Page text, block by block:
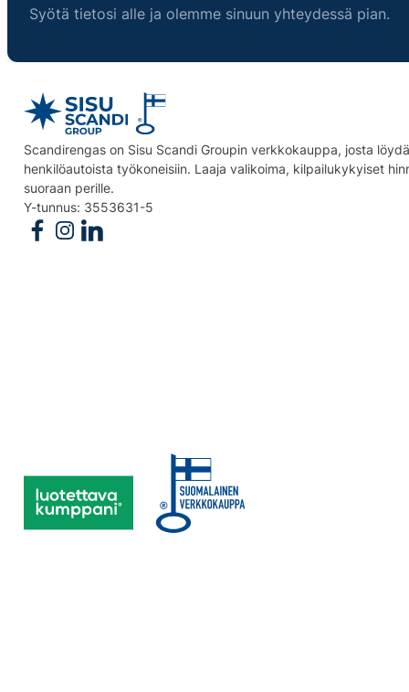
Syötä tietosi alle ja olemme sinuun yhteydessä pian.
Scandirengas on Sisu Scandi Groupin verkkokauppa, josta
henkilöautoista työkoneisiin. Laaja valikoima, kilpailukykyiset
suoraan perille.
Y-tunnus: 3553631-5
Follow us on Facebook
Follow us on Instagram
Follow us on Linkedin